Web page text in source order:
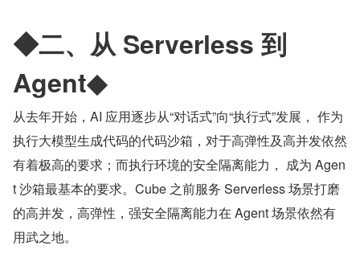
◆二、从 Serverless 到
Agent◆
从去年开始，AI 应用逐步从“对话式”向“执行式”发展， 作为
执行大模型生成代码的代码沙箱，对于高弹性及高并发依然
有着极高的要求；而执行环境的安全隔离能力， 成为 Agen
t 沙箱最基本的要求。Cube 之前服务 Serverless 场景打磨
的高并发，高弹性，强安全隔离能力在 Agent 场景依然有
用武之地。